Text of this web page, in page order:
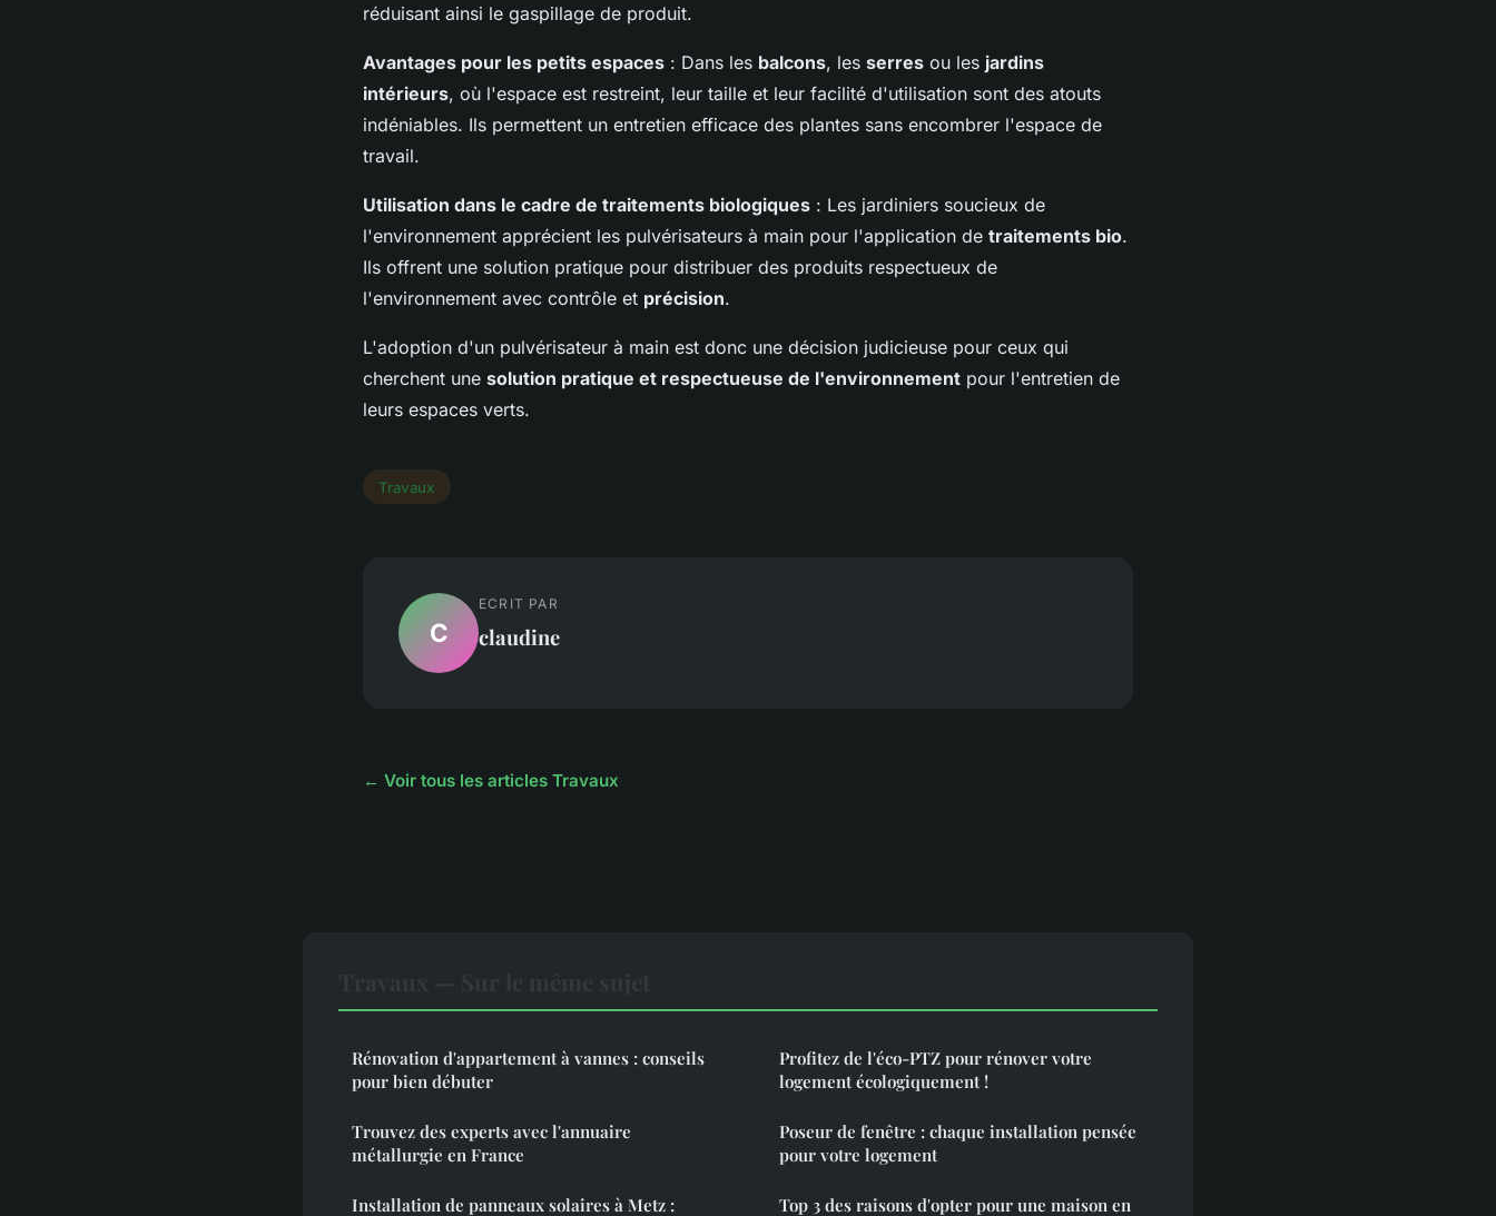
réduisant ainsi le gaspillage de produit.
Avantages pour les petits espaces : Dans les balcons, les serres ou les jardins
intérieurs, où l'espace est restreint, leur taille et leur facilité d'utilisation sont des atouts
indéniables. Ils permettent un entretien efficace des plantes sans encombrer l'espace de
travail.
Utilisation dans le cadre de traitements biologiques : Les jardiniers soucieux de
l'environnement apprécient les pulvérisateurs à main pour l'application de traitements bio.
Ils offrent une solution pratique pour distribuer des produits respectueux de
l'environnement avec contrôle et précision.
L'adoption d'un pulvérisateur à main est donc une décision judicieuse pour ceux qui
cherchent une solution pratique et respectueuse de l'environnement pour l'entretien de
leurs espaces verts.
Travaux
C
ECRIT PAR
claudine
← Voir tous les articles Travaux
Rénovation d'appartement à vannes : conseils
pour bien débuter
Trouvez des experts avec l'annuaire
métallurgie en France
Installation de panneaux solaires à Metz :
Profitez de l'éco-PTZ pour rénover votre
logement écologiquement !
Poseur de fenêtre : chaque installation pensée
pour votre logement
Top 3 des raisons d'opter pour une maison en